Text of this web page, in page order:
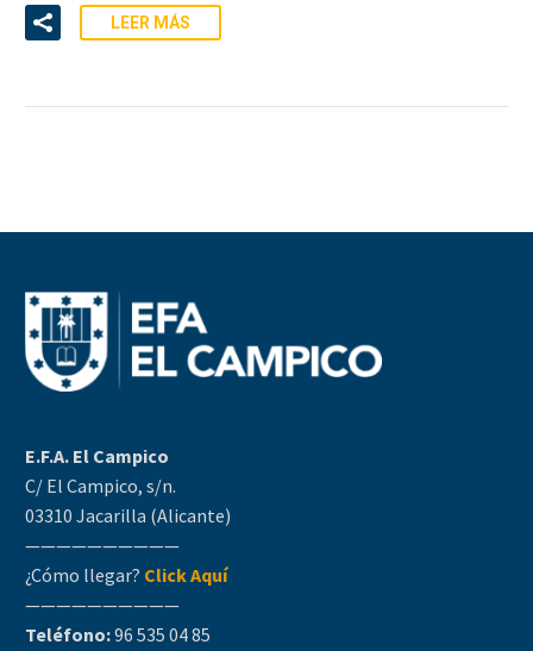
LEER MÁS
E.F.A. El Campico
C/ El Campico, s/n.
03310 Jacarilla (Alicante)
——————————
¿Cómo llegar? Click Aquí
——————————
Teléfono:96 535 04 85